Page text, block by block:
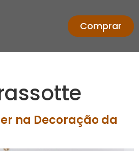
Comprar
na Decoração da